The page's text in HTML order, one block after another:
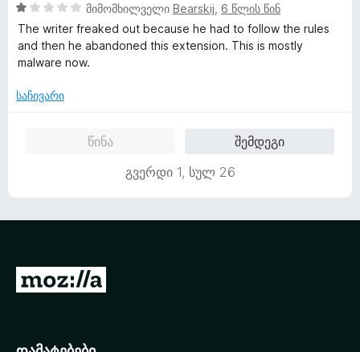
ბ
ა
5
-
ა
ა
ს
ე
ბ
5
1
შ
ე
ფ
ს
მიმომხილველი Bearskij 6 წლის წინ
The writer freaked out because he had to follow the rules
and then he abandoned this extension. This is mostly
malware now.
საჩივარი
წინა
შემდეგი
გვერდი 1, სულ 26
M